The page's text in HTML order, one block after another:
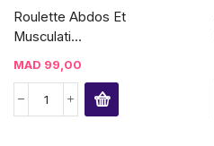
Roulette Abdos Et
Musculati...
MAD 99,00